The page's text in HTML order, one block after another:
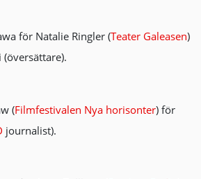
för Natalie Ringler (Teater Galeasen)
(översättare).
(Filmfestivalen Nya horisonter) för
journalist).